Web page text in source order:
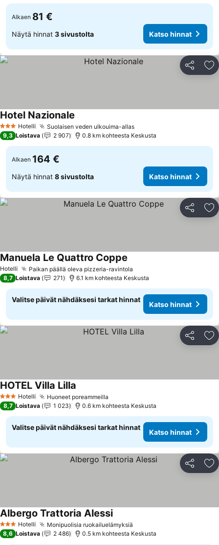
Alkaen 81 €
Näytä hinnat 3 sivustolta Katso hinnat
Jaa
3 Tähtiluokitus
Hotelli Suolaisen veden ulkouima-allasKatso hinnat
Hotel Nazionale
9,3 Loistava 2 907 0.8 km kohteesta Keskusta
Alkaen 164 €
Näytä hinnat 8 sivustolta Katso hinnat
Jaa
Hotelli Paikan päällä oleva pizzeria-ravintola
Manuela Le Quattro Coppe
8,7 Loistava 271 6.1 km kohteesta Keskusta
Valitse päivät nähdäksesi tarkat hinnat
Katso hinnat
Jaa
3 Tähtiluokitus
Hotelli Huoneet poreammeilla
HOTEL Villa Lilla
8,7 Loistava 1 023 0.6 km kohteesta Keskusta
Valitse päivät nähdäksesi tarkat hinnat
Katso hinnat
Jaa
3 Tähtiluokitus
Hotelli Monipuolisia ruokailuelämyksiä
Albergo Trattoria AlessiKatso hinnat
8,6 Loistava 2 486 0.5 km kohteesta Keskusta